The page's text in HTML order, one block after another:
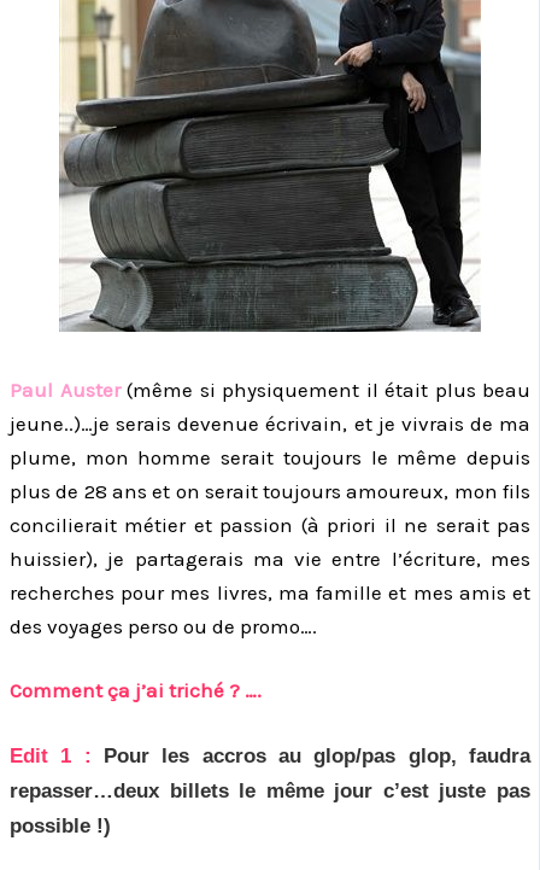
Paul Auster(même si physiquement il était plus beau
jeune..)…je serais devenue écrivain, et je vivrais de ma
plume, mon homme serait toujours le même depuis
plus de 28 ans et on serait toujours amoureux, mon fils
concilierait métier et passion (à priori il ne serait pas
huissier), je partagerais ma vie entre l’écriture, mes
recherches pour mes livres, ma famille et mes amis et
des voyages perso ou de promo….
Comment ça j’ai triché ? ….
Edit 1 : Pour les accros au glop/pas glop, faudra
repasser…deux billets le même jour c’est juste pas
possible !)